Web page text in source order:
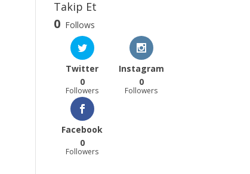
Takip Et
0 Follows
Twitter
0
Followers
Instagram
0
Followers
Facebook
0
Followers